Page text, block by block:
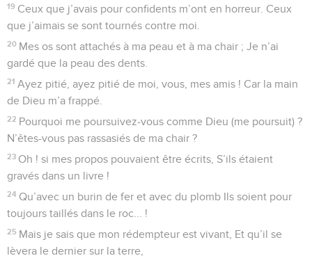
19 Ceux que j’avais pour confidents m’ont en horreur. Ceux
que j’aimais se sont tournés contre moi.
20 Mes os sont attachés à ma peau et à ma chair ; Je n’ai
gardé que la peau des dents.
21 Ayez pitié, ayez pitié de moi, vous, mes amis ! Car la main
de Dieu m’a frappé.
22 Pourquoi me poursuivez-vous comme Dieu (me poursuit) ?
N’êtes-vous pas rassasiés de ma chair ?
23 Oh ! si mes propos pouvaient être écrits, S’ils étaient
gravés dans un livre !
24 Qu’avec un burin de fer et avec du plomb Ils soient pour
toujours taillés dans le roc... !
25 Mais je sais que mon rédempteur est vivant, Et qu’il se
lèvera le dernier sur la terre,